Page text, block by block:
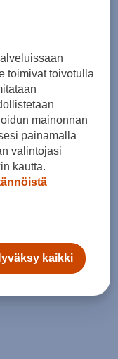
toimivat toivotulla
mainonnan
painamalla
valintojasi
kautta.
kaikki